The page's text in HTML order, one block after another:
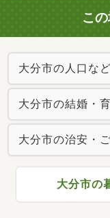
こ
大分市の人口な
大分市の結婚・
大分市の治安・
大分市の